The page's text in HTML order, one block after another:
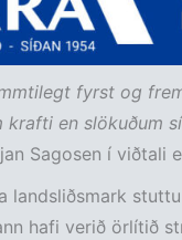
fyrst og
krafti en slökuðum
Sagosen í viðtali
landsliðsmark
hafi verið örlítið